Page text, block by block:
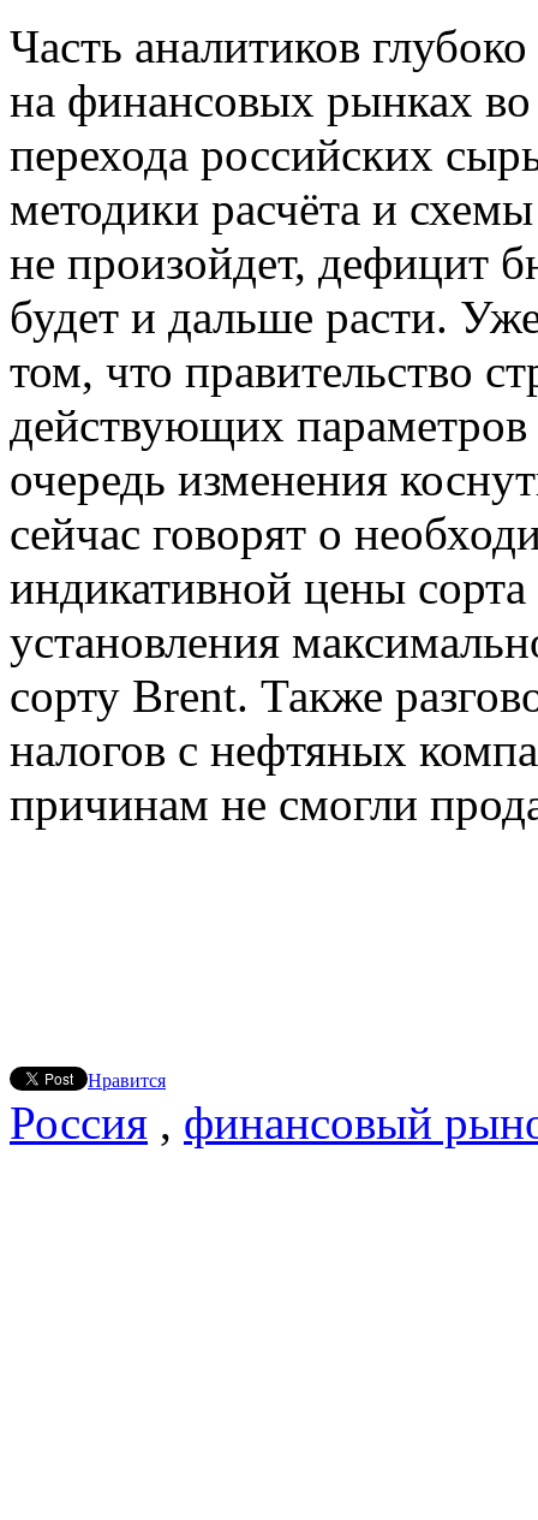
Часть аналитиков
на финансовых рынках во
перехода российских
методики расчёта и
не произойдет, дефицит
будет и дальше расти.
том, что правительство
действующих
очередь изменения
сейчас говорят о
индикативной цены
установления
сорту Brent. Также
налогов с нефтяных
причинам не смогли
Нравится
Россия , финансовый